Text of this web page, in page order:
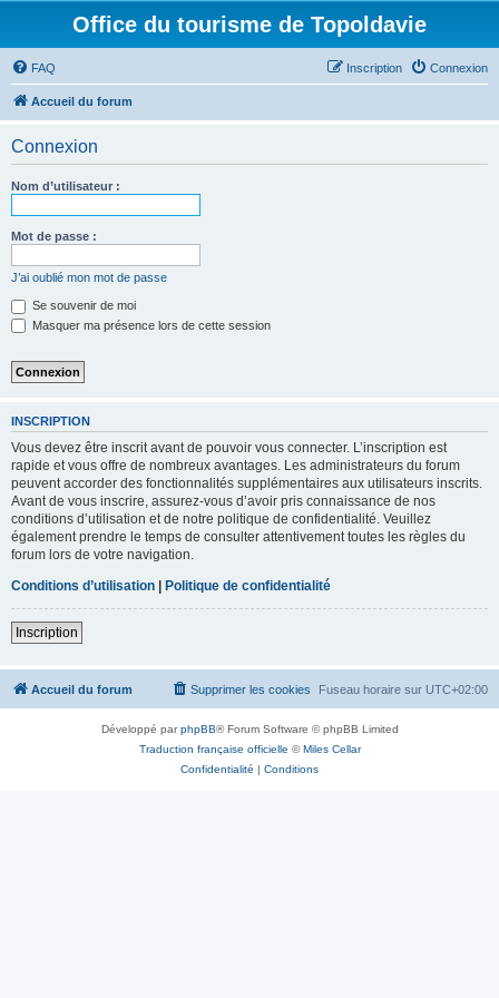
Office du tourisme de Topoldavie
FAQ Connexion
Inscription
Accueil du forum
Connexion
Nom d’utilisateur :
Mot de passe :
J’ai oublié mon mot de passe
Se souvenir de moi
Masquer ma présence lors de cette session
INSCRIPTION
Vous devez être inscrit avant de pouvoir vous connecter. L’inscription est
rapide et vous offre de nombreux avantages. Les administrateurs du forum
peuvent accorder des fonctionnalités supplémentaires aux utilisateurs inscrits.
Avant de vous inscrire, assurez-vous d’avoir pris connaissance de nos
conditions d’utilisation et de notre politique de confidentialité. Veuillez
également prendre le temps de consulter attentivement toutes les règles du
forum lors de votre navigation.
Conditions d’utilisation | Politique de confidentialité
Inscription
Accueil du forum Fuseau horaire sur UTC+02:00
Supprimer les cookies
Développé parphpBB® Forum Software © phpBB Limited
Traduction française officielle ©Miles Cellar
Confidentialité | Conditions